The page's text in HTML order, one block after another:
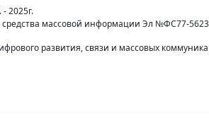
2025г.
массовой информации Эл №ФС77-
развития, связи и массовых